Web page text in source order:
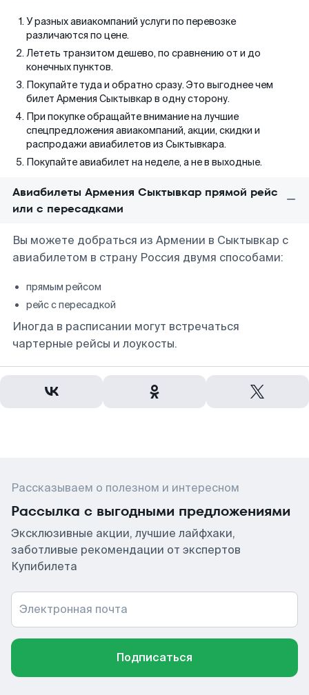
У разных авиакомпаний услуги по перевозке
различаются по цене.
Лететь транзитом дешево, по сравнению от и до
конечных пунктов.
Покупайте туда и обратно сразу. Это выгоднее чем
билет Армения Сыктывкар в одну сторону.
При покупке обращайте внимание на лучшие
спецпредложения авиакомпаний, акции, скидки и
распродажи авиабилетов из Сыктывкара.
Покупайте авиабилет на неделе, а не в выходные.
Авиабилеты Армения Сыктывкар прямой рейс
или с пересадками
Вы можете добраться из Армении в Сыктывкар с
авиабилетом в страну Россия двумя способами:
прямым рейсом
рейс с пересадкой
Иногда в расписании могут встречаться
чартерные рейсы и лоукосты.
Рассказываем о полезном и интересном
Рассылка с выгодными предложениями
Эксклюзивные акции, лучшие лайфхаки,
заботливые рекомендации от экспертов
Купибилета
Электронная почта
Подписаться